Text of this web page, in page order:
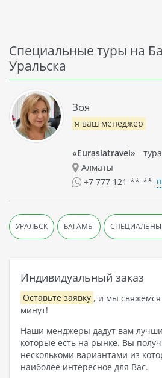
Специальные туры на
Уральска
Индивидуальный заказ
Оставьте заявку , и мы
минут!
Наши менджеры дадут вам
которые есть на рынке. Вы
несколькоми вариантами из
наиболее интересное для Вас.
Зоя
я ваш менеджер
«Eurasiatravel» -
Алматы
+7 777 121-**-**
УРАЛЬСК БАГАМЫ